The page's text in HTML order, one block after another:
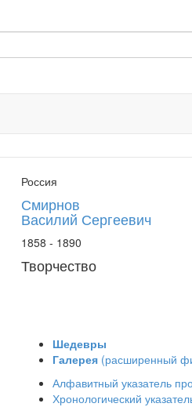
Россия
Смирнов
Василий Сергеевич
1858 - 1890
Творчество
Шедевры
Галерея (расширенный
Алфавитный указатель
Хронологический